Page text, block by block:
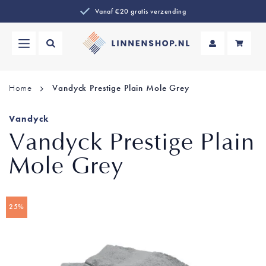
Vanaf €20 gratis verzending
Home Vandyck Prestige Plain Mole Grey
Vandyck
Vandyck Prestige Plain
Mole Grey
Ga
naar
25%